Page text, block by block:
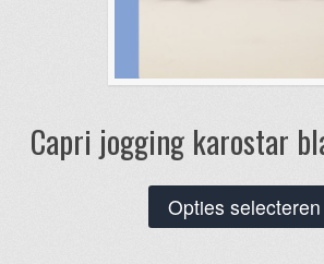
Capri jogging karostar
Opties selecteren